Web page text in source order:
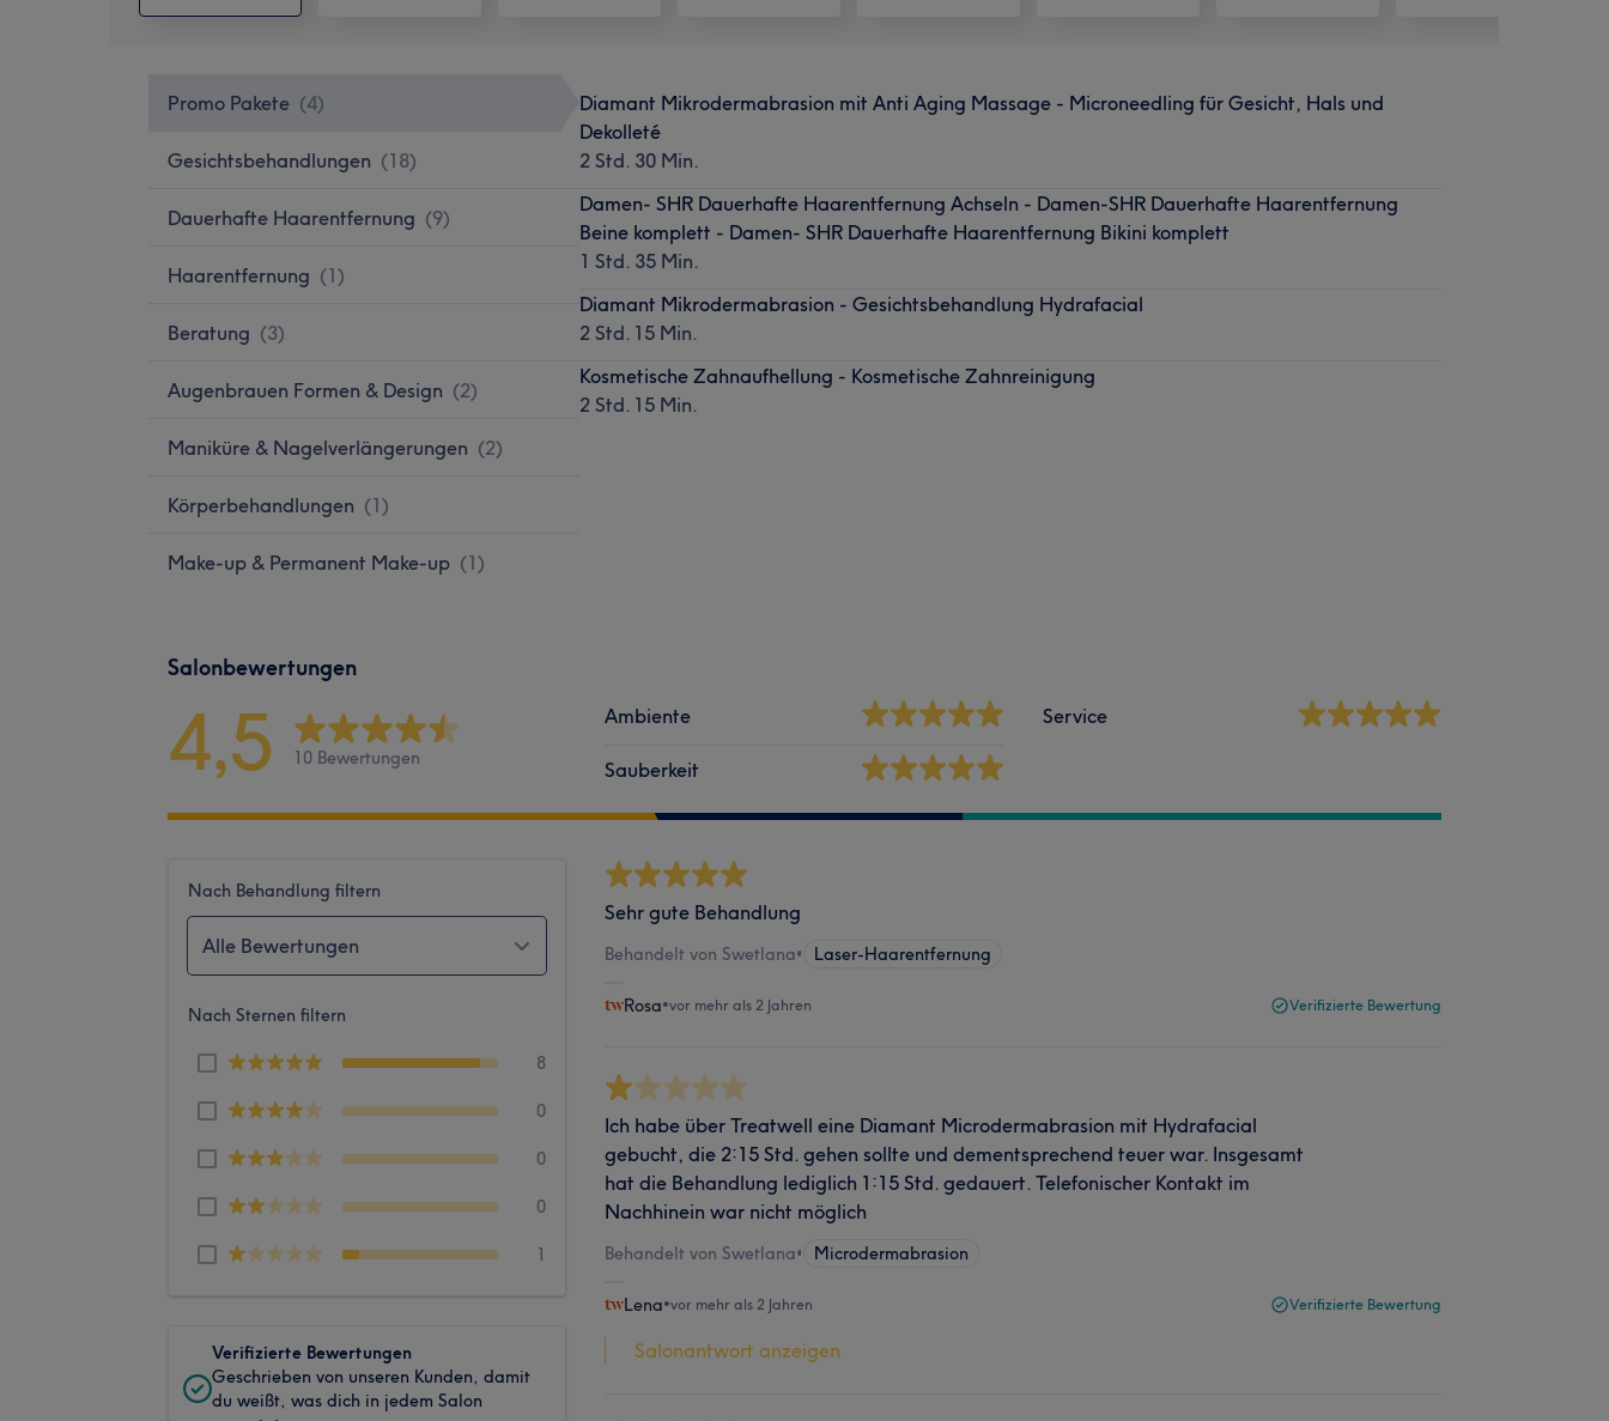
Promo Pakete (4)
Gesichtsbehandlungen (18)
Dauerhafte Haarentfernung (9)
Haarentfernung (1)
Beratung (3)
Augenbrauen Formen & Design (2)
Maniküre & Nagelverlängerungen (2)
Körperbehandlungen (1)
Make-up & Permanent Make-up (1)
Diamant Mikrodermabrasion mit Anti Aging Massage - Microneedling für Gesicht, Hals und
Dekolleté
2 Std. 30 Min.
Damen- SHR Dauerhafte Haarentfernung Achseln - Damen-SHR Dauerhafte Haarentfernung
Beine komplett - Damen- SHR Dauerhafte Haarentfernung Bikini komplett
1 Std. 35 Min.
Diamant Mikrodermabrasion - Gesichtsbehandlung Hydrafacial
2 Std. 15 Min.
Kosmetische Zahnaufhellung - Kosmetische Zahnreinigung
2 Std. 15 Min.
Salonbewertungen
4,5 10 Bewertungen
Ambiente
Sauberkeit
Service
Nach Behandlung filtern
Alle Bewertungen
Nach Sternen filtern
8
0
0
0
1
Verifizierte Bewertungen
Geschrieben von unseren Kunden, damit
du weißt, was dich in jedem Salon
Sehr gute Behandlung
Behandelt von Swetlana• Laser-Haarentfernung
Rosa•vor mehr als 2 Jahren Verifizierte Bewertung
Ich habe über Treatwell eine Diamant Microdermabrasion mit Hydrafacial
gebucht, die 2:15 Std. gehen sollte und dementsprechend teuer war. Insgesamt
hat die Behandlung lediglich 1:15 Std. gedauert. Telefonischer Kontakt im
Nachhinein war nicht möglich
Behandelt von Swetlana• Microdermabrasion
Lena•vor mehr als 2 Jahren Verifizierte Bewertung
Salonantwort anzeigen